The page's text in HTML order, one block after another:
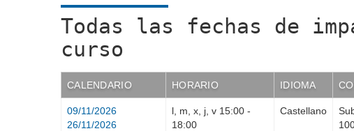
Todas las fechas de
curso
CALENDARIO HORARIO IDIOMA
09/11/2026
26/11/2026
l, m, x, j, v 15:00 -
18:00
Castellano